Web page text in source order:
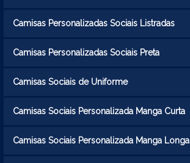
Camisas Personalizadas Sociais Listradas
Camisas Personalizadas Sociais Preta
Camisas Sociais de Uniforme
Camisas Sociais Personalizada Manga Curta
Camisas Sociais Personalizada Manga Longa